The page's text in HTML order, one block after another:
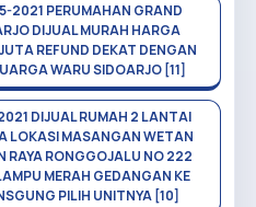
2021 PERUMAHAN GRAND
DIJUAL MURAH HARGA
REFUND DEKAT DENGAN
WARU SIDOARJO [11]
DIJUAL RUMAH 2 LANTAI
LOKASI MASANGAN WETAN
RAYA RONGGOJALU NO 222
MERAH GEDANGAN KE
PILIH UNITNYA [10]